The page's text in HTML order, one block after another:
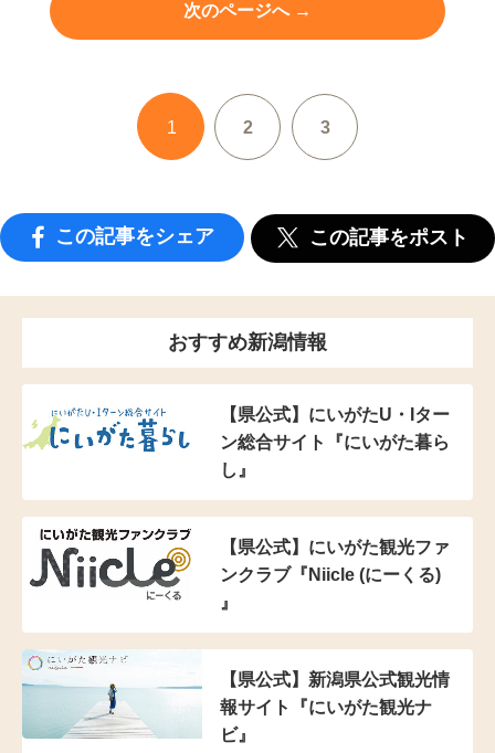
次のページへ →
1 2 3
この記事をシェア この記事をポスト
おすすめ新潟情報
【県公式】にいがたU・Iター
ン総合サイト『にいがた暮ら
し』
【県公式】にいがた観光ファ
ンクラブ『Niicle (にーくる)
』
【県公式】新潟県公式観光情
報サイト『にいがた観光ナ
ビ』